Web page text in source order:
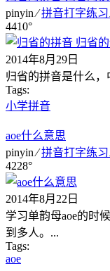
pinyin ⁄拼音打字练
4410°
2014年8月29日
归省的拼音是什么
Tags:
小学拼音
aoe什么意思
pinyin ⁄拼音打字练
4228°
2014年8月22日
学习单韵母aoe的时
到多人。...
Tags:
aoe